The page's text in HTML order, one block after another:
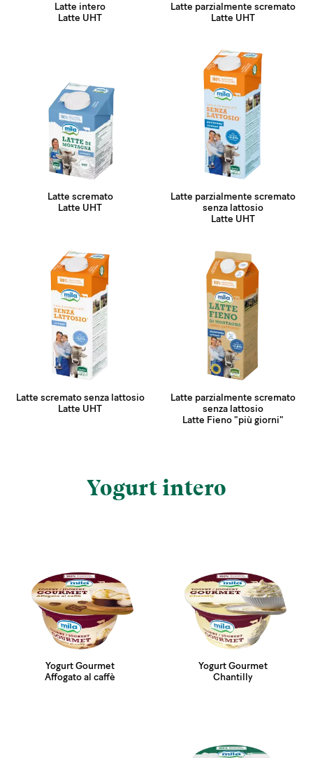
Latte intero
Latte UHT
Latte parzialmente scremato
Latte UHT
Latte scremato
Latte UHT
Latte parzialmente scremato
senza lattosio
Latte UHT
Latte scremato senza lattosio
Latte UHT
Latte parzialmente scremato
senza lattosio
Latte Fieno "più giorni"
Yogurt intero
Yogurt Gourmet
Affogato al caffè
Yogurt Gourmet
Chantilly